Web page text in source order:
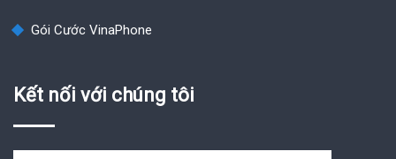
Gói Cước VinaPhone
Kết nối với chúng tôi